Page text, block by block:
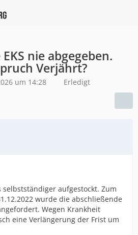
nie abgegeben.
Verjährt?
um 14:28 Erledigt
selbstständiger aufgestockt. Zum
wurde die abschließende
Wegen Krankheit
eine Verlängerung der Frist um